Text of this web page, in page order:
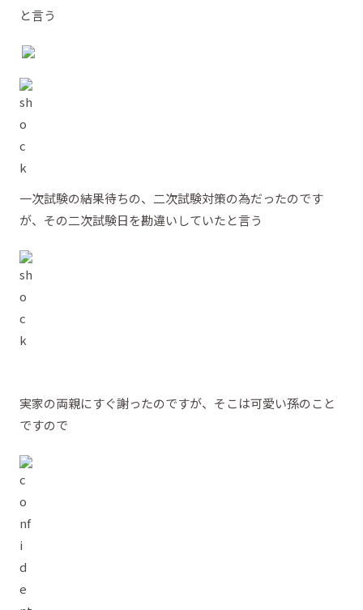
と言う
一次試験の結果待ちの、二次試験対策の為だったのです
が、その二次試験日を勘違いしていたと言う
実家の両親にすぐ謝ったのですが、そこは可愛い孫のこと
ですので